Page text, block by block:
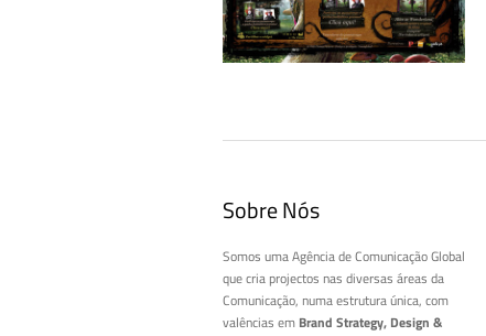
Sobre Nós
Somos uma Agência de Comunicação Global
que cria projectos nas diversas áreas da
Comunicação, numa estrutura única, com
valências em Brand Strategy, Design &